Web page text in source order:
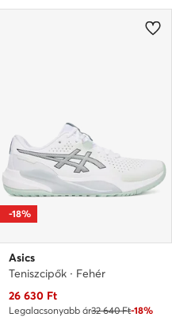
-18%
Asics
Teniszcipők · Fehér
Aktuális ár
26 630 Ft
Legalacsonyabb ár32 640 Ft-18%